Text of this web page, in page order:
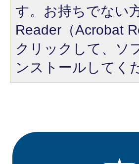
す。お持ちでない
Reader（Acrobat
クリックして、ソ
ンストールしてく